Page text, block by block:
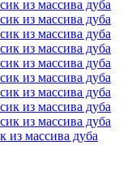
из массива дуба